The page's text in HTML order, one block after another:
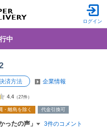
ログイン
中
済方法 企業情報
・離島を除く 代金引換可
4.4 （27件）
ったの声」 3件のコメント